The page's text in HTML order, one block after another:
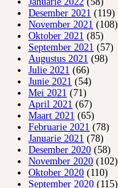
Desember 2021 (119)
November 2021 (108)
Oktober 2021 (85)
September 2021 (57)
Augustus 2021 (98)
Julie 2021 (66)
Junie 2021 (54)
Mei 2021 (71)
April 2021 (67)
Maart 2021 (65)
Februarie 2021 (78)
Januarie 2021 (78)
Desember 2020 (58)
November 2020 (102)
Oktober 2020 (110)
September 2020 (115)